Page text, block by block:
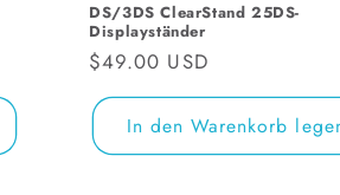
DS/3DS ClearStand 25DS-
Displayständer
Normaler
Preis
$49.00 USD
In den Warenkorb